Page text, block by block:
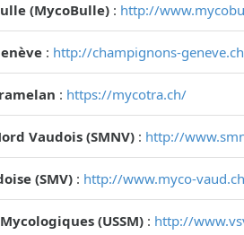
(MycoBulle) : http://
: http://champignons-
: https://mycotra.ch/
Vaudois (SMNV) : http://
(SMV) : http://www.myco-
(USSM) : http://